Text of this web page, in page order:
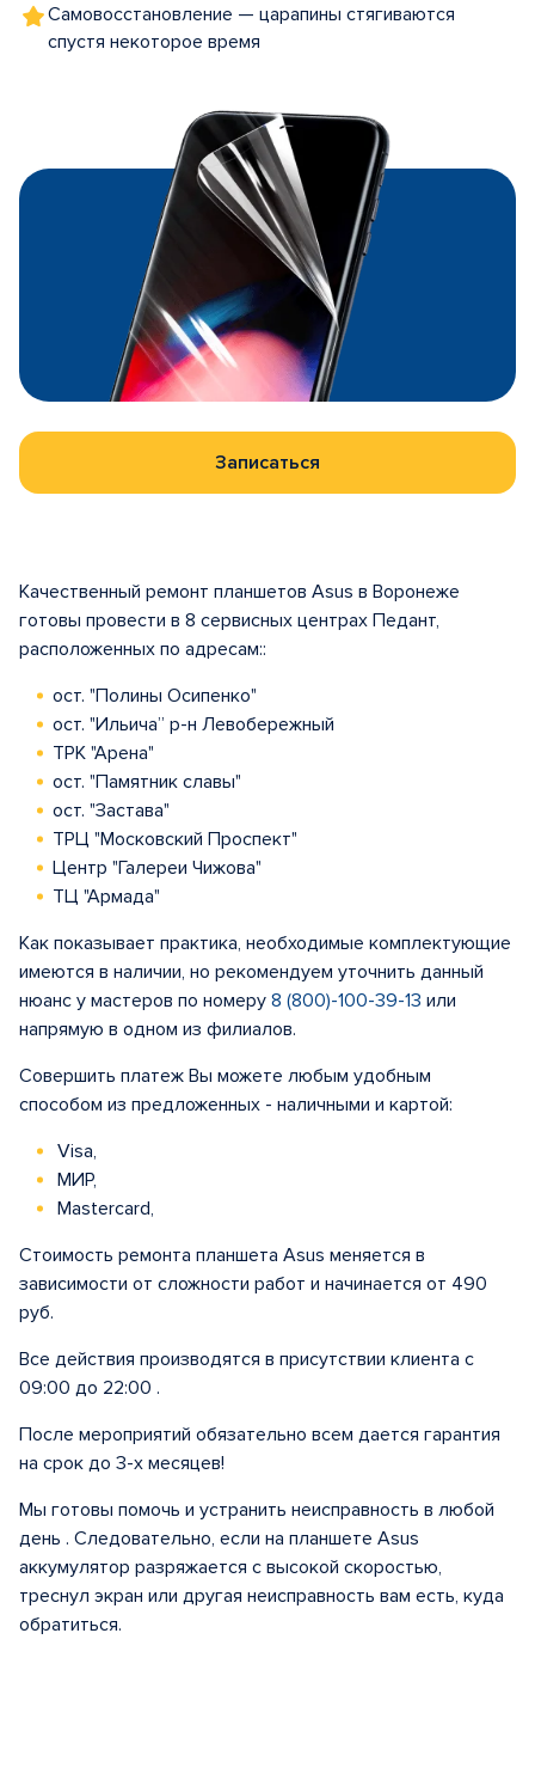
Самовосстановление — царапины стягиваются
спустя некоторое время
Записаться
Качественный ремонт планшетов Asus в Воронеже
готовы провести в 8 сервисных центрах Педант,
расположенных по адресам::
ост. "Полины Осипенко"
ост. "Ильича” р-н Левобережный
ТРК "Арена"
ост. "Памятник славы"
ост. "Застава"
ТРЦ "Московский Проспект"
Центр "Галереи Чижова"
ТЦ "Армада"
Как показывает практика, необходимые комплектующие
имеются в наличии, но рекомендуем уточнить данный
нюанс у мастеров по номеру 8 (800)-100-39-13 или
напрямую в одном из филиалов.
Совершить платеж Вы можете любым удобным
способом из предложенных - наличными и картой:
Visa,
МИР,
Mastercard,
Стоимость ремонта планшета Asus меняется в
зависимости от сложности работ и начинается от 490
руб.
Все действия производятся в присутствии клиента с
09:00 до 22:00 .
После мероприятий обязательно всем дается гарантия
на срок до 3-х месяцев!
Мы готовы помочь и устранить неисправность в любой
день . Следовательно, если на планшете Asus
аккумулятор разряжается с высокой скоростью,
треснул экран или другая неисправность вам есть, куда
обратиться.